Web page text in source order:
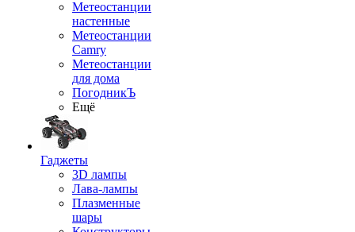
Метеостанции
настенные
Метеостанции
Camry
Метеостанции
для дома
ПогодникЪ
Ещё
Гаджеты
3D лампы
Лава-лампы
Плазменные
шары